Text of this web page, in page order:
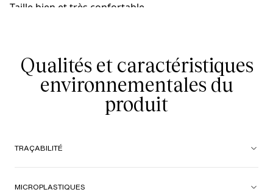
Taille bien et très confortable
les bretelles absolument excellents!
Claire H.4/518/06/26
Bon maintien
Qualités et caractéristiques
environnementales du
produit
TRAÇABILITÉ
MICROPLASTIQUES